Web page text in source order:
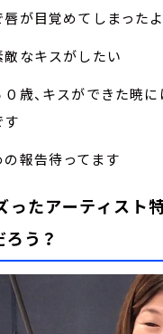
唇が目覚めてしまった
なキスがしたい
歳、キスができた暁
す
報告待ってます
ったアーティスト
う？